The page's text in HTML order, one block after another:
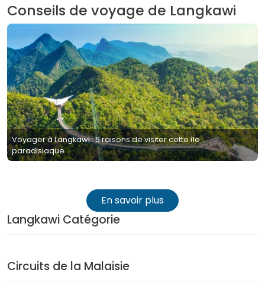
Conseils de voyage de Langkawi
Voyager à Langkawi : 5 raisons de visiter cette île
paradisiaque
En savoir plus
Langkawi Catégorie
Circuits de la Malaisie